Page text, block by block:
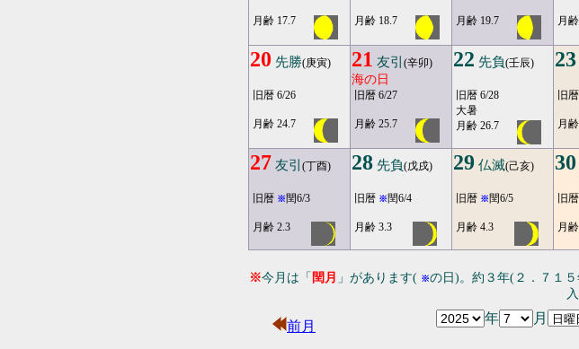
月齢 17.7 月齢 18.7 月齢 19.7 月
20 先勝(庚寅)
旧暦 6/26
月齢 24.7
21 友引 (辛卯)
海の日
旧暦 6/27
月齢 25.7
22 先負(壬辰)
旧暦 6/28
大暑
月齢 26.7
23
旧
月
27 友引 (丁酉)
旧暦 ※閏6/3
月齢 2.3
28 先負(戊戌)
旧暦 ※閏6/4
月齢 3.3
29 仏滅(己亥)
旧暦 ※閏6/5
月齢 4.3
30
旧暦
月
※今月は「 閏月 」があります( ※の日)。約３年(２．７１
前月
年 月